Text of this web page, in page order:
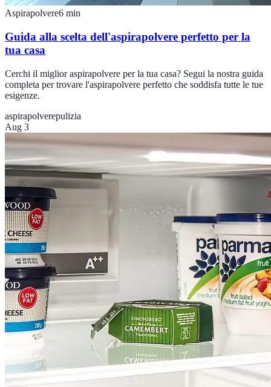
Aspirapolvere6 min
Guida alla scelta dell'aspirapolvere perfetto per la
tua casa
Cerchi il miglior aspirapolvere per la tua casa? Segui la nostra guida
completa per trovare l'aspirapolvere perfetto che soddisfa tutte le tue
esigenze.
aspirapolverepulizia
Aug 3